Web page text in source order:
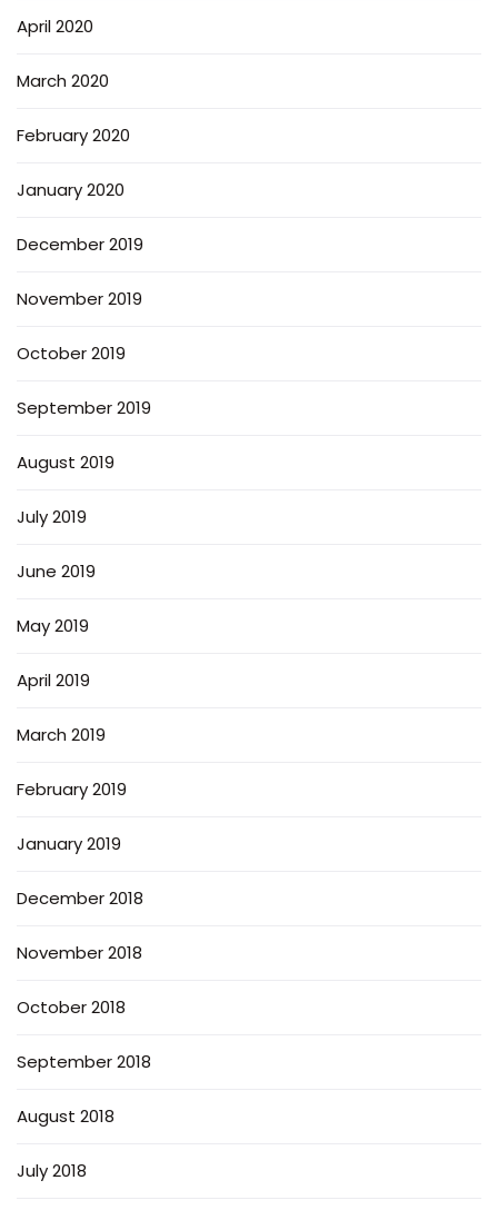
April 2020
March 2020
February 2020
January 2020
December 2019
November 2019
October 2019
September 2019
August 2019
July 2019
June 2019
May 2019
April 2019
March 2019
February 2019
January 2019
December 2018
November 2018
October 2018
September 2018
August 2018
July 2018